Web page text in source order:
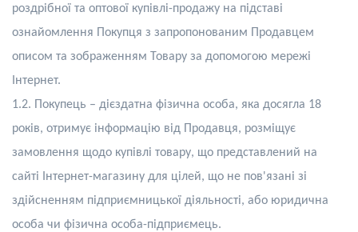
роздрібної та оптової купівлі-продажу на підставі
ознайомлення Покупця з запропонованим Продавцем
описом та зображенням Товару за допомогою мережі
Інтернет.
1.2. Покупець – дієздатна фізична особа, яка досягла 18
років, отримує інформацію від Продавця, розміщує
замовлення щодо купівлі товару, що представлений на
сайті Інтернет-магазину для цілей, що не пов'язані зі
здійсненням підприємницької діяльності, або юридична
особа чи фізична особа-підприємець.